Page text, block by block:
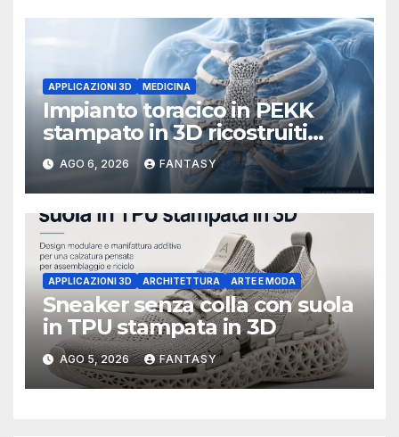
APPLICAZIONI 3D MEDICINA
Impianto toracico in PEKK
stampato in 3D ricostruiti
sterno e costole dopo un
tumore raro
AGO 6, 2026 FANTASY
APPLICAZIONI 3D ARCHITETTURA ARTE E MODA
Sneaker senza colla con suola
in TPU stampata in 3D
AGO 5, 2026 FANTASY